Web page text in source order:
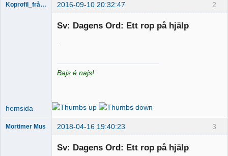
2
Koprofil_från_Kil 2016-09-10 20:32:47
Sv: Dagens Ord: Ett rop på hjälp
Bajs é najs!
hemsida
3
Mortimer Mus 2018-04-16 19:40:23
Sv: Dagens Ord: Ett rop på hjälp